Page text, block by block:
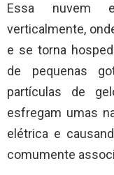
Essa nuvem
verticalmente,
e se torna
de pequenas
partículas de
esfregam umas
elétrica e
comumente